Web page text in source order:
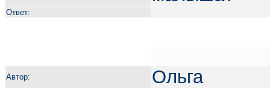
Ответ:
Автор: Ольга